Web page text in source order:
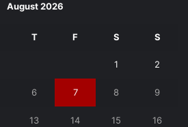
August 2026
T F S S
1 2
6 7 8 9
13 14 15 16